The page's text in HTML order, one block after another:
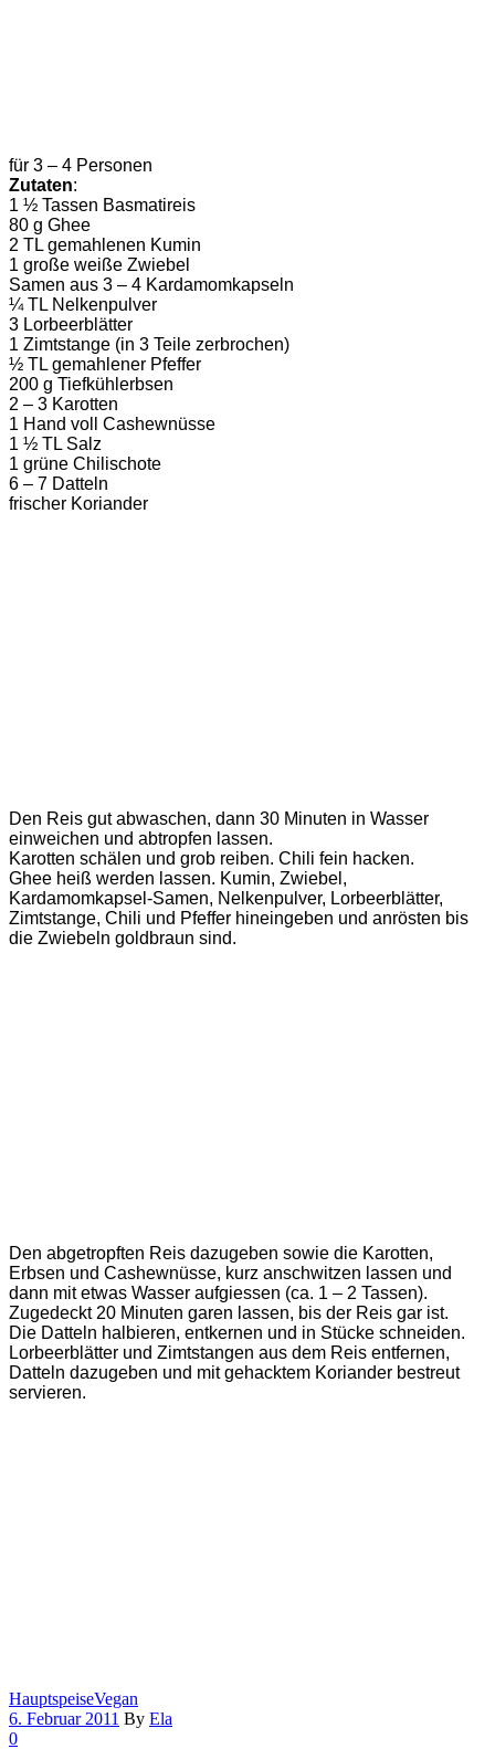
für 3 – 4 Personen
Zutaten:
1 ½ Tassen Basmatireis
80 g Ghee
2 TL gemahlenen Kumin
1 große weiße Zwiebel
Samen aus 3 – 4 Kardamomkapseln
¼ TL Nelkenpulver
3 Lorbeerblätter
1 Zimtstange (in 3 Teile zerbrochen)
½ TL gemahlener Pfeffer
200 g Tiefkühlerbsen
2 – 3 Karotten
1 Hand voll Cashewnüsse
1 ½ TL Salz
1 grüne Chilischote
6 – 7 Datteln
frischer Koriander
Den Reis gut abwaschen, dann 30 Minuten in Wasser
einweichen und abtropfen lassen.
Karotten schälen und grob reiben. Chili fein hacken.
Ghee heiß werden lassen. Kumin, Zwiebel,
Kardamomkapsel-Samen, Nelkenpulver, Lorbeerblätter,
Zimtstange, Chili und Pfeffer hineingeben und anrösten bis
die Zwiebeln goldbraun sind.
Den abgetropften Reis dazugeben sowie die Karotten,
Erbsen und Cashewnüsse, kurz anschwitzen lassen und
dann mit etwas Wasser aufgiessen (ca. 1 – 2 Tassen).
Zugedeckt 20 Minuten garen lassen, bis der Reis gar ist.
Die Datteln halbieren, entkernen und in Stücke schneiden.
Lorbeerblätter und Zimtstangen aus dem Reis entfernen,
Datteln dazugeben und mit gehacktem Koriander bestreut
servieren.
HauptspeiseVegan
6. Februar 2011 By Ela
0